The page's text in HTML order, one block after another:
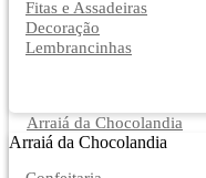
Fitas e Assadeiras
Decoração
Lembrancinhas
Arraiá da Chocolandia
Arraiá da Chocolandia